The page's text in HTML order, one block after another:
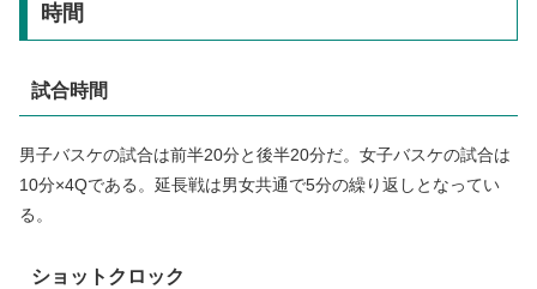
時間
試合時間
男子バスケの試合は前半20分と後半20分だ。女子バスケの試合は
10分×4Qである。延長戦は男女共通で5分の繰り返しとなってい
る。
ショットクロック